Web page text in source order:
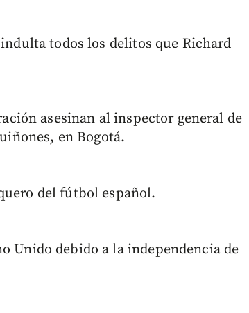
todos los delitos que Richard
asesinan al inspector general de
en Bogotá.
del fútbol español.
Unido debido a la independencia de